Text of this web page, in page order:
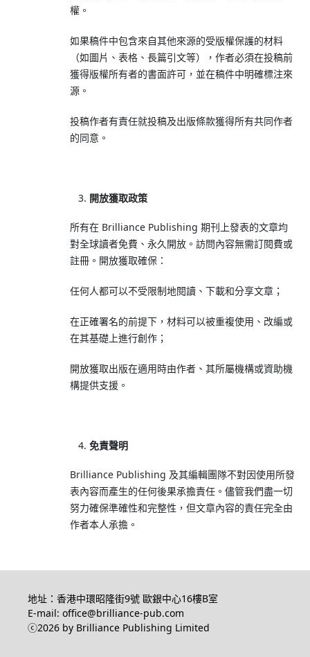
權。
如果稿件中包含來自其他來源的受版權保護的材料
（如圖片、表格、長篇引文等），作者必須在投稿前
獲得版權所有者的書面許可，並在稿件中明確標注來
源。
投稿作者有責任就投稿及出版條款獲得所有共同作者
的同意。
開放獲取政策
所有在 Brilliance Publishing 期刊上發表的文章均
對全球讀者免費、永久開放。訪問內容無需訂閱費或
註冊。開放獲取確保：
任何人都可以不受限制地閱讀、下載和分享文章；
在正確署名的前提下，材料可以被重複使用、改編或
在其基礎上進行創作；
開放獲取出版在適用時由作者、其所屬機構或資助機
構提供支援。
免責聲明
Brilliance Publishing 及其編輯團隊不對因使用所發
表內容而產生的任何後果承擔責任。儘管我們盡一切
努力確保準確性和完整性，但文章內容的責任完全由
作者本人承擔。
地址：香港中環昭隆街9號 歐銀中心16樓B室
E-mail: office@brilliance-pub.com
ⓒ2026 by Brilliance Publishing Limited